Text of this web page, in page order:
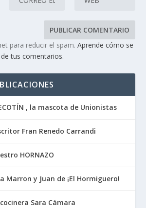
para reducir el spam.Aprende cómo se
tus comentarios.
, la mascota de Unionistas
Fran Renedo Carrandi
HORNAZO
Marron y Juan de ¡El Hormiguero!
Sara Cámara